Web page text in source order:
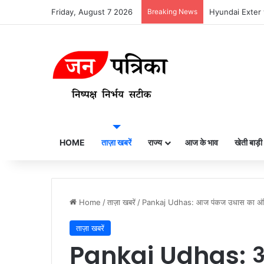
Friday, August 7 2026 Breaking News Hyundai Exter
HOME ताज़ा खबरें राज्य आज के भाव खेती बाड़ी
Home /ताज़ा खबरें / Pankaj Udhas: आज पंकज उधास का
ताज़ा खबरें
Pankaj